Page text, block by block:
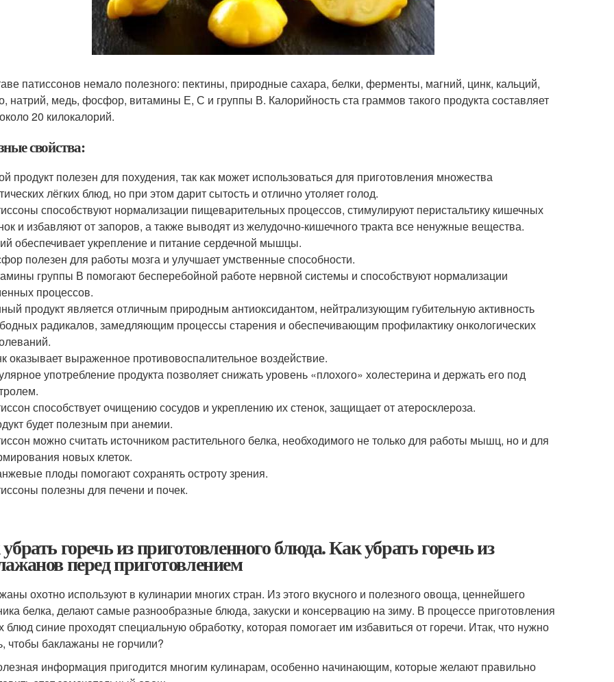
патиссонов немало полезного: пектины, природные сахара, белки, ферменты, магний, цинк, кальций,
натрий, медь, фосфор, витамины Е, С и группы В. Калорийность ста граммов такого продукта составляет
20 килокалорий.
свойства:
продукт полезен для похудения, так как может использоваться для приготовления множества
лёгких блюд, но при этом дарит сытость и отлично утоляет голод.
способствуют нормализации пищеварительных процессов, стимулируют перистальтику кишечных
и избавляют от запоров, а также выводят из желудочно-кишечного тракта все ненужные вещества.
обеспечивает укрепление и питание сердечной мышцы.
полезен для работы мозга и улучшает умственные способности.
группы В помогают бесперебойной работе нервной системы и способствуют нормализации
процессов.
продукт является отличным природным антиоксидантом, нейтрализующим губительную активность
радикалов, замедляющим процессы старения и обеспечивающим профилактику онкологических
оказывает выраженное противовоспалительное воздействие.
употребление продукта позволяет снижать уровень «плохого» холестерина и держать его под
способствует очищению сосудов и укреплению их стенок, защищает от атеросклероза.
будет полезным при анемии.
можно считать источником растительного белка, необходимого не только для работы мышц, но и для
новых клеток.
плоды помогают сохранять остроту зрения.
полезны для печени и почек.
горечь из приготовленного блюда. Как убрать горечь из
перед приготовлением
охотно используют в кулинарии многих стран. Из этого вкусного и полезного овоща, ценнейшего
белка, делают самые разнообразные блюда, закуски и консервацию на зиму. В процессе приготовления
блюд синие проходят специальную обработку, которая помогает им избавиться от горечи. Итак, что нужно
чтобы баклажаны не горчили?
информация пригодится многим кулинарам, особенно начинающим, которые желают правильно